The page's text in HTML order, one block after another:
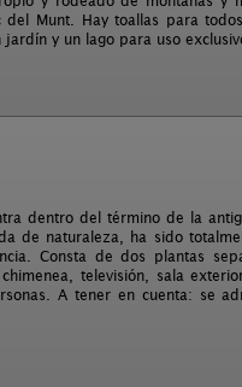
Munt. Hay toallas para
y un lago para uso
dentro del término de la
de naturaleza, ha sido
Consta de dos plantas
televisión, sala
A tener en cuenta: se